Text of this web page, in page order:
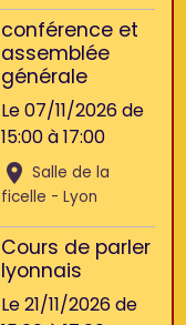
conférence et
assemblée
générale
Le 07/11/2026de
15:00à 17:00
Salle de la
ficelle - Lyon
Cours de parler
lyonnais
Le 21/11/2026de